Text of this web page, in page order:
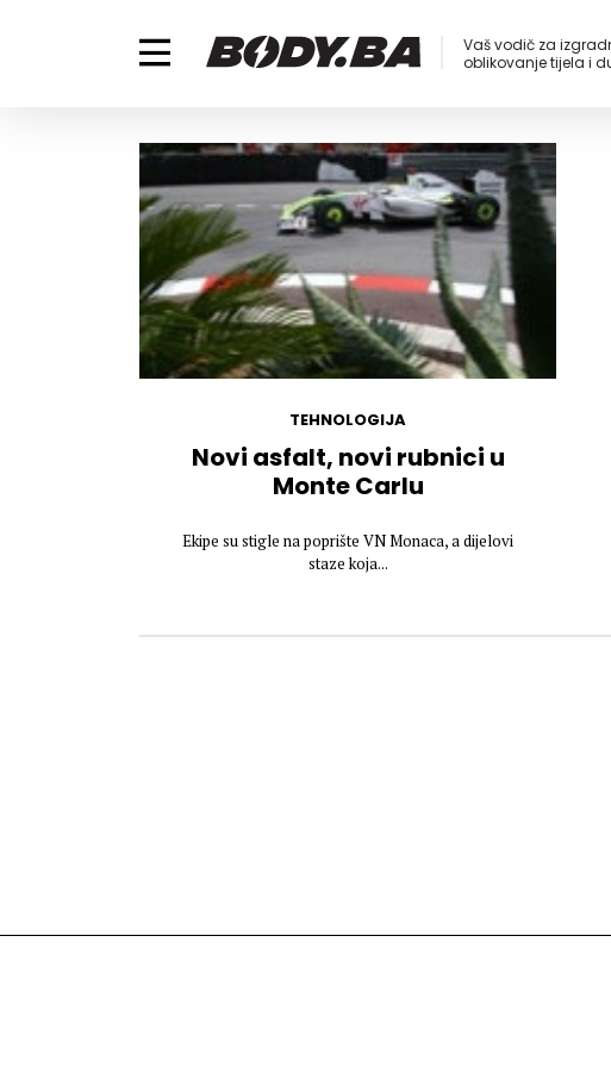
Vaš vodič za
oblikovanje tijela i
TEHNOLOGIJA
Novi asfalt, novi rubnici u
Monte Carlu
Ekipe su stigle na poprište VN Monaca, a dijelovi
staze koja...